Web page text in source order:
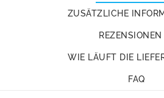
ZUSÄTZLICHE
REZENSIONEN
WIE LÄUFT DIE
FAQ